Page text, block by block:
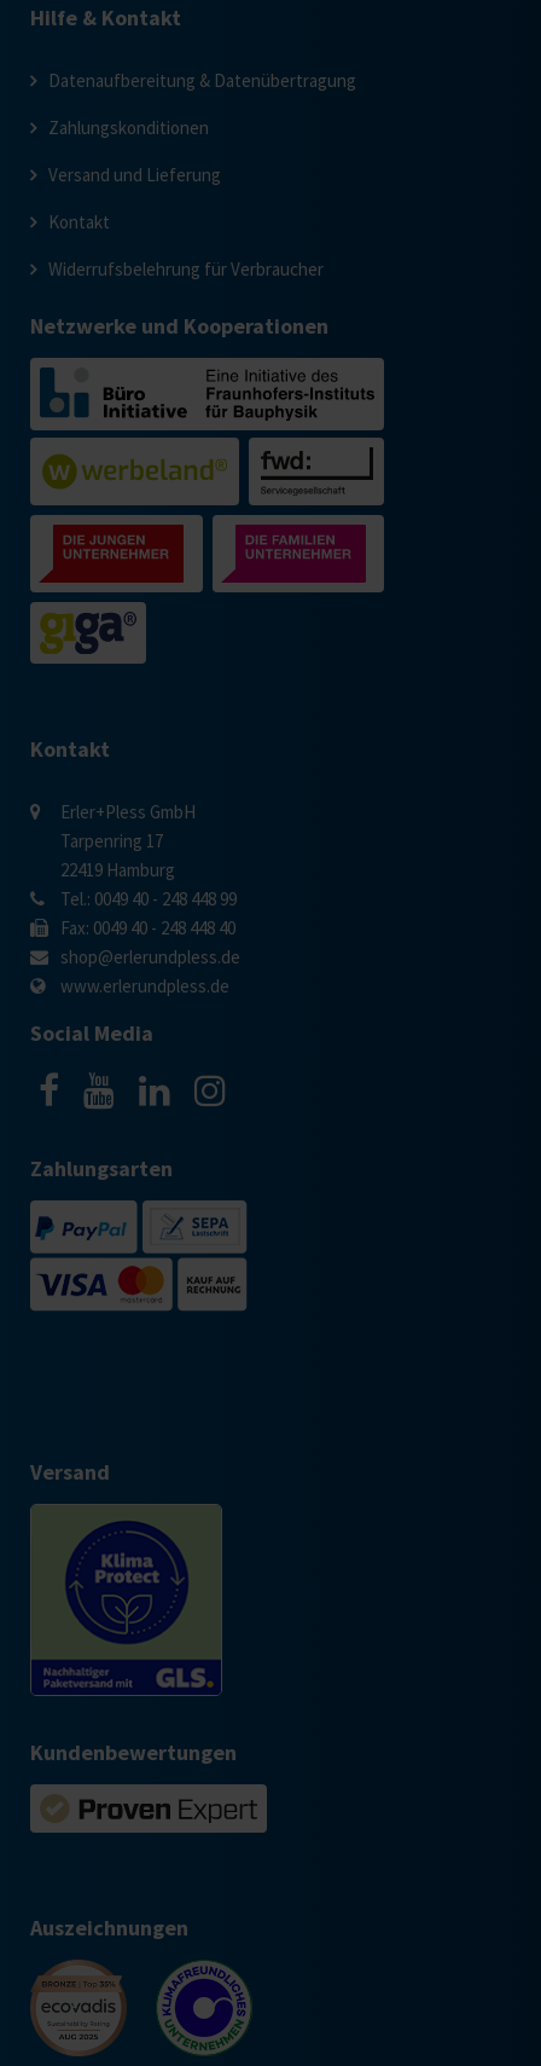
Hilfe & Kontakt
Datenaufbereitung & Datenübertragung
Zahlungskonditionen
Versand und Lieferung
Kontakt
Widerrufsbelehrung für Verbraucher
Netzwerke und Kooperationen
Kontakt
Erler+Pless GmbH
Tarpenring 17
22419 Hamburg
Tel.: 0049 40 - 248 448 99
Fax: 0049 40 - 248 448 40
shop@erlerundpless.de
www.erlerundpless.de
Social Media
Zahlungsarten
Versand
Kundenbewertungen
Auszeichnungen